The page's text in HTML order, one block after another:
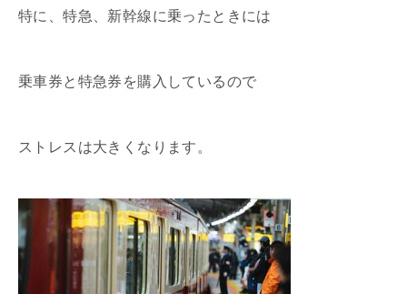
特に、特急、新幹線に乗ったときには
乗車券と特急券を購入しているので
ストレスは大きくなります。